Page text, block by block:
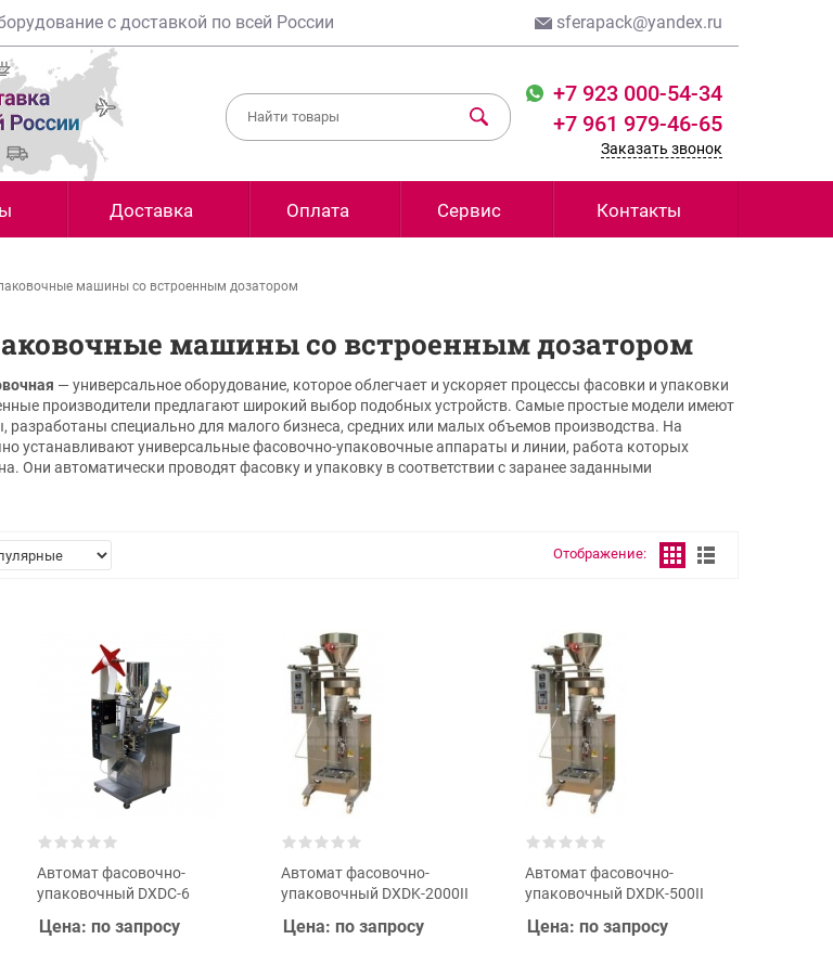
с доставкой по всей России sferapack@yandex.ru
+7 923 000-54-34
+7 961 979-46-65
Заказать звонок
Доставка Оплата Сервис Контакты
машины со встроенным дозатором
машины со встроенным дозатором
— универсальное оборудование, которое облегчает и ускоряет процессы фасовки и упаковки
производители предлагают широкий выбор подобных устройств. Самые простые модели имеют
разработаны специально для малого бизнеса, средних или малых объемов производства. На
устанавливают универсальные фасовочно-упаковочные аппараты и линии, работа которых
Они автоматически проводят фасовку и упаковку в соответствии с заранее заданными
Отображение:
Автомат фасовочно-
упаковочный DXDC-6
Цена: по запросу
Автомат фасовочно-
упаковочный DXDK-2000II
Цена: по запросу
Автомат фасовочно-
упаковочный DXDK-500II
Цена: по запросу